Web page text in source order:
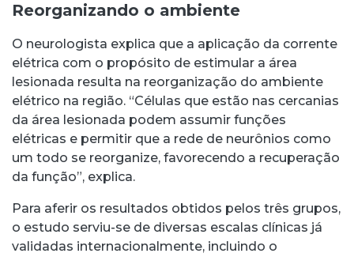
Reorganizando o ambiente
O neurologista explica que a aplicação da corrente
elétrica com o propósito de estimular a área
lesionada resulta na reorganização do ambiente
elétrico na região. “Células que estão nas cercanias
da área lesionada podem assumir funções
elétricas e permitir que a rede de neurônios como
um todo se reorganize, favorecendo a recuperação
da função”, explica.
Para aferir os resultados obtidos pelos três grupos,
o estudo serviu-se de diversas escalas clínicas já
validadas internacionalmente, incluindo o